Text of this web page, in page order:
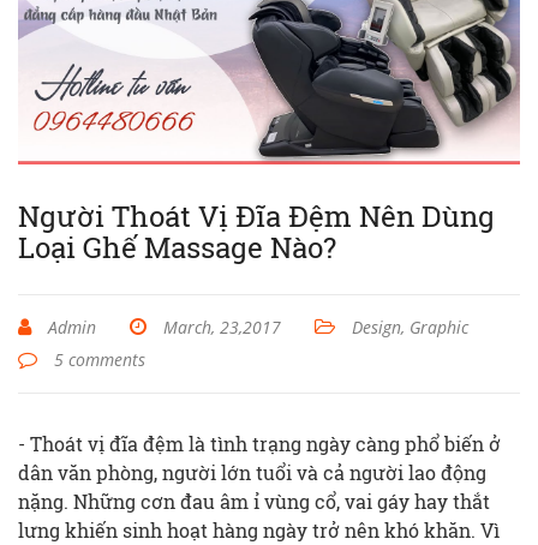
Người Thoát Vị Đĩa Đệm Nên Dùng
Loại Ghế Massage Nào?
Admin March, 23,2017
Design, Graphic
5 comments
- Thoát vị đĩa đệm là tình trạng ngày càng phổ biến ở
dân văn phòng, người lớn tuổi và cả người lao động
nặng. Những cơn đau âm ỉ vùng cổ, vai gáy hay thắt
lưng khiến sinh hoạt hàng ngày trở nên khó khăn. Vì